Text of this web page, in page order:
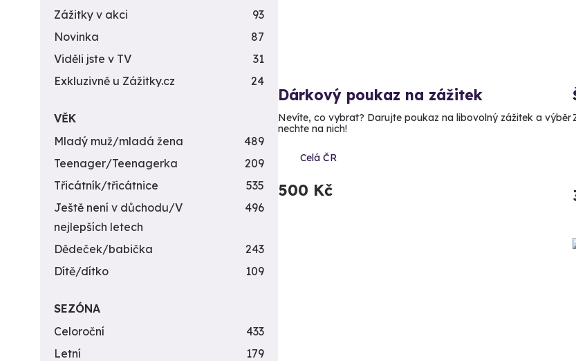
Dárkový poukaz na zážitek
Nevíte, co vybrat? Darujte poukaz na libovolný zážitek a výběr
nechte na nich!
Celá ČR
500 Kč
Zážitky v akci
93
Novinka
87
Viděli jste v TV
31
Exkluzivně u Zážitky.cz
24
VĚK
Mladý muž/mladá žena
489
Teenager/Teenagerka
209
Třicátník/třicátnice
535
Ještě není v důchodu/V
nejlepších letech
496
Dědeček/babička
243
Dítě/dítko
109
SEZÓNA
Celoroční
433
Letní
179